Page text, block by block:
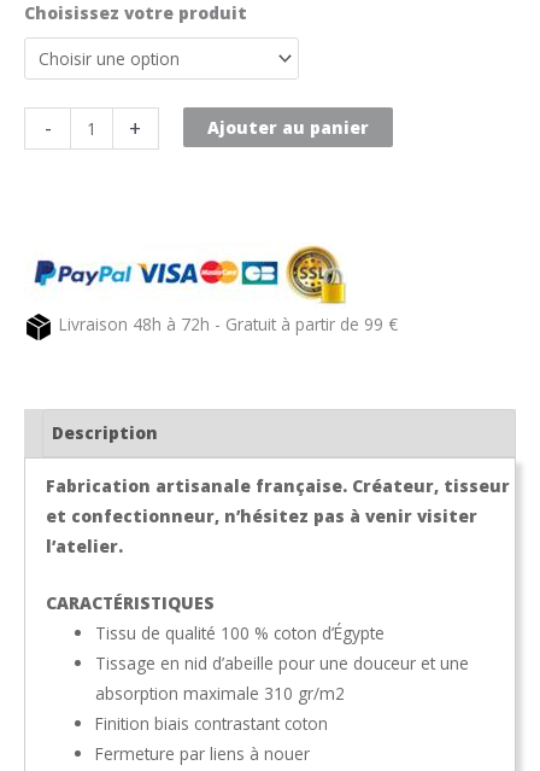
Choisissez votre produit
-
de
d'abeille
broderie
+ Ajouter au panier
Livraison 48h à 72h - Gratuit à partir de 99 €
Description
Fabrication artisanale française. Créateur, tisseur
et confectionneur, n’hésitez pas à venir visiter
l’atelier.
CARACTÉRISTIQUES
Tissu de qualité 100 % coton d’Égypte
Tissage en nid d’abeille pour une douceur et une
absorption maximale 310 gr/m2
Finition biais contrastant coton
Fermeture par liens à nouer